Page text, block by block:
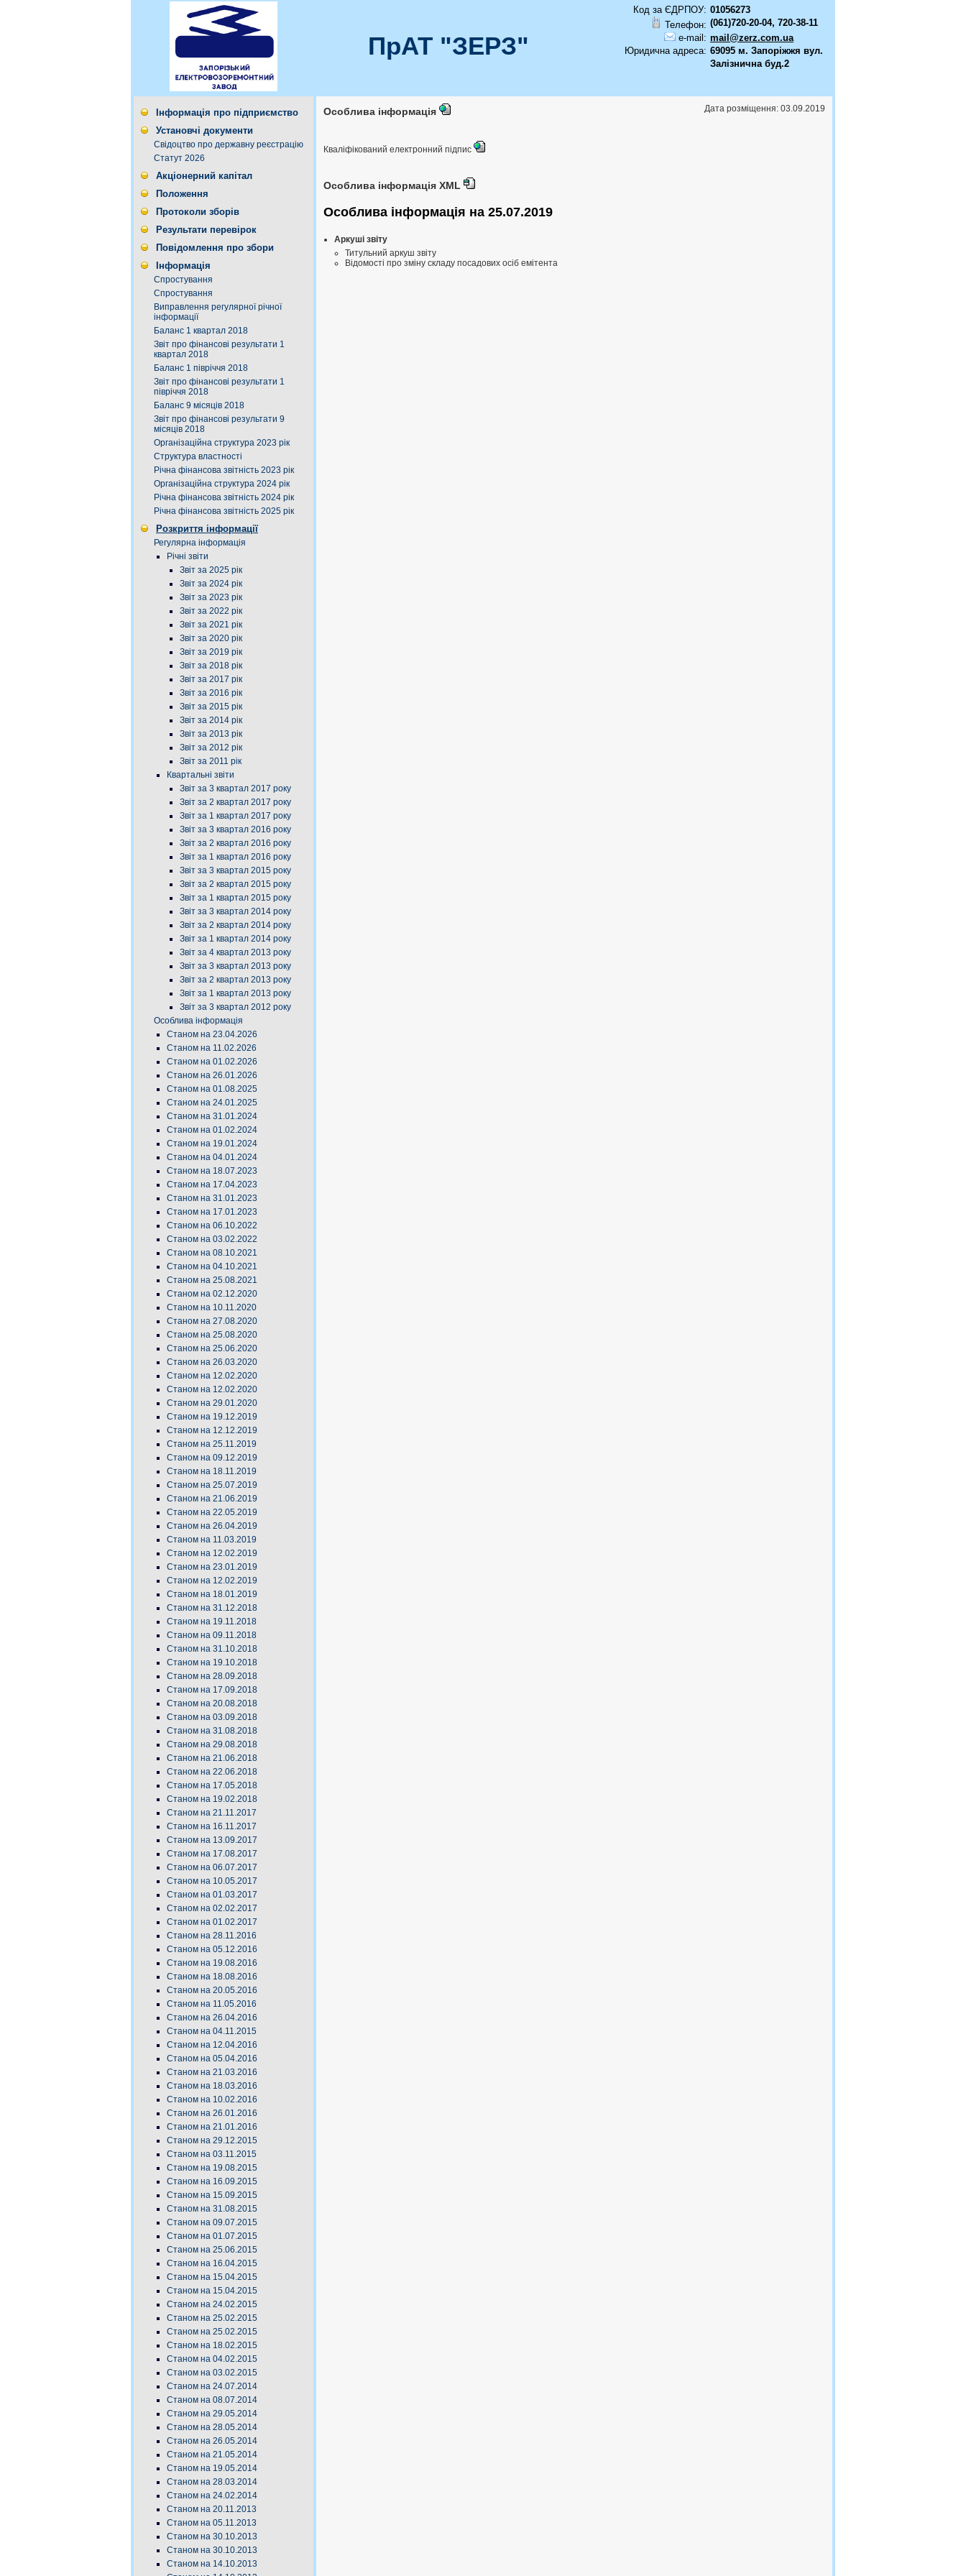
ПрАТ "ЗЕРЗ"
Код за ЄДРПОУ: 01056273
Телефон: (061)720-20-04, 720-38-11
e-mail: mail@zerz.com.ua
Юридична адреса: 69095 м. Запоріжжя вул.
Залізнична буд.2
Інформація про підприємство
Установчі документи
Свідоцтво про державну реєстрацію
Статут 2026
Акціонерний капітал
Положення
Протоколи зборів
Результати перевірок
Повідомлення про збори
Інформація
Спростування
Спростування
Виправлення регулярної річної
інформації
Баланс 1 квартал 2018
Звіт про фінансові результати 1
квартал 2018
Баланс 1 півріччя 2018
Звіт про фінансові результати 1
півріччя 2018
Баланс 9 місяців 2018
Звіт про фінансові результати 9
місяців 2018
Організаційна структура 2023 рік
Структура властності
Річна фінансова звітність 2023 рік
Організаційна структура 2024 рік
Річна фінансова звітність 2024 рік
Річна фінансова звітність 2025 рік
Розкриття інформації
Регулярна інформація
Річні звіти
Звіт за 2025 рік
Звіт за 2024 рік
Звіт за 2023 рік
Звіт за 2022 рік
Звіт за 2021 рік
Звіт за 2020 рік
Звіт за 2019 рік
Звіт за 2018 рік
Звіт за 2017 рік
Звіт за 2016 рік
Звіт за 2015 рік
Звіт за 2014 рік
Звіт за 2013 рік
Звіт за 2012 рік
Звіт за 2011 рік
Квартальні звіти
Звіт за 3 квартал 2017 року
Звіт за 2 квартал 2017 року
Звіт за 1 квартал 2017 року
Звіт за 3 квартал 2016 року
Звіт за 2 квартал 2016 року
Звіт за 1 квартал 2016 року
Звіт за 3 квартал 2015 року
Звіт за 2 квартал 2015 року
Звіт за 1 квартал 2015 року
Звіт за 3 квартал 2014 року
Звіт за 2 квартал 2014 року
Звіт за 1 квартал 2014 року
Звіт за 4 квартал 2013 року
Звіт за 3 квартал 2013 року
Звіт за 2 квартал 2013 року
Звіт за 1 квартал 2013 року
Звіт за 3 квартал 2012 року
Особлива інформація
Станом на 23.04.2026
Станом на 11.02.2026
Станом на 01.02.2026
Станом на 26.01.2026
Станом на 01.08.2025
Станом на 24.01.2025
Станом на 31.01.2024
Станом на 01.02.2024
Станом на 19.01.2024
Станом на 04.01.2024
Станом на 18.07.2023
Станом на 17.04.2023
Станом на 31.01.2023
Станом на 17.01.2023
Станом на 06.10.2022
Станом на 03.02.2022
Станом на 08.10.2021
Станом на 04.10.2021
Станом на 25.08.2021
Станом на 02.12.2020
Станом на 10.11.2020
Станом на 27.08.2020
Станом на 25.08.2020
Станом на 25.06.2020
Станом на 26.03.2020
Станом на 12.02.2020
Станом на 12.02.2020
Станом на 29.01.2020
Станом на 19.12.2019
Станом на 12.12.2019
Станом на 25.11.2019
Станом на 09.12.2019
Станом на 18.11.2019
Станом на 25.07.2019
Станом на 21.06.2019
Станом на 22.05.2019
Станом на 26.04.2019
Станом на 11.03.2019
Станом на 12.02.2019
Станом на 23.01.2019
Станом на 12.02.2019
Станом на 18.01.2019
Станом на 31.12.2018
Станом на 19.11.2018
Станом на 09.11.2018
Станом на 31.10.2018
Станом на 19.10.2018
Станом на 28.09.2018
Станом на 17.09.2018
Станом на 20.08.2018
Станом на 03.09.2018
Станом на 31.08.2018
Станом на 29.08.2018
Станом на 21.06.2018
Станом на 22.06.2018
Станом на 17.05.2018
Станом на 19.02.2018
Станом на 21.11.2017
Станом на 16.11.2017
Станом на 13.09.2017
Станом на 17.08.2017
Станом на 06.07.2017
Станом на 10.05.2017
Станом на 01.03.2017
Станом на 02.02.2017
Станом на 01.02.2017
Станом на 28.11.2016
Станом на 05.12.2016
Станом на 19.08.2016
Станом на 18.08.2016
Станом на 20.05.2016
Станом на 11.05.2016
Станом на 26.04.2016
Станом на 04.11.2015
Станом на 12.04.2016
Станом на 05.04.2016
Станом на 21.03.2016
Станом на 18.03.2016
Станом на 10.02.2016
Станом на 26.01.2016
Станом на 21.01.2016
Станом на 29.12.2015
Станом на 03.11.2015
Станом на 19.08.2015
Станом на 16.09.2015
Станом на 15.09.2015
Станом на 31.08.2015
Станом на 09.07.2015
Станом на 01.07.2015
Станом на 25.06.2015
Станом на 16.04.2015
Станом на 15.04.2015
Станом на 15.04.2015
Станом на 24.02.2015
Станом на 25.02.2015
Станом на 25.02.2015
Станом на 18.02.2015
Станом на 04.02.2015
Станом на 03.02.2015
Станом на 24.07.2014
Станом на 08.07.2014
Станом на 29.05.2014
Станом на 28.05.2014
Станом на 26.05.2014
Станом на 21.05.2014
Станом на 19.05.2014
Станом на 28.03.2014
Станом на 24.02.2014
Станом на 20.11.2013
Станом на 05.11.2013
Станом на 30.10.2013
Станом на 30.10.2013
Станом на 14.10.2013
Дата розміщення: 03.09.2019
Особлива інформація
Кваліфікований електронний підпис
Особлива інформація XML
Особлива інформація на 25.07.2019
Аркуші звіту
Титульний аркуш звіту
Відомості про зміну складу посадових осіб емітента